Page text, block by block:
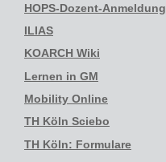
HOPS-Dozent-Anmeldung
ILIAS
KOARCH Wiki
Lernen in GM
Mobility Online
TH Köln Sciebo
TH Köln: Formulare